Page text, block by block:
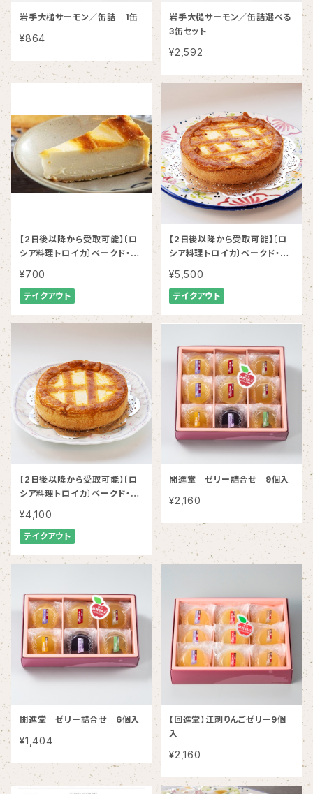
岩手大槌サーモン／缶詰 1缶
¥864
岩手大槌サーモン／缶詰選べる
3缶セット
¥2,592
【2日後以降から受取可能】〔ロ
シア料理トロイカ〕ベークド・チ
¥700
テイクアウト
【2日後以降から受取可能】〔ロ
シア料理トロイカ〕ベークド・チ
／8人分）
¥5,500
テイクアウト
【2日後以降から受取可能】〔ロ
シア料理トロイカ〕ベークド・チ
¥4,100
テイクアウト
開進堂 ゼリー詰合せ 9個入
¥2,160
開進堂 ゼリー詰合せ 6個入
¥1,404
【回進堂】江刺りんごゼリー9個
入
¥2,160